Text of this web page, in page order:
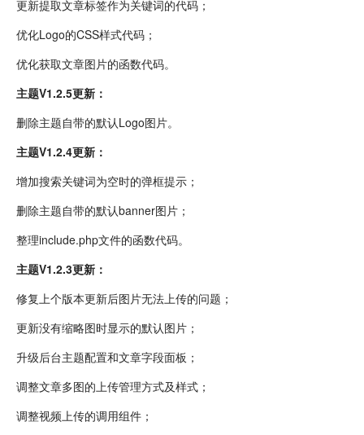
更新提取文章标签作为关键词的代码；
优化Logo的CSS样式代码；
优化获取文章图片的函数代码。
主题V1.2.5更新：
删除主题自带的默认Logo图片。
主题V1.2.4更新：
增加搜索关键词为空时的弹框提示；
删除主题自带的默认banner图片；
整理include.php文件的函数代码。
主题V1.2.3更新：
修复上个版本更新后图片无法上传的问题；
更新没有缩略图时显示的默认图片；
升级后台主题配置和文章字段面板；
调整文章多图的上传管理方式及样式；
调整视频上传的调用组件；